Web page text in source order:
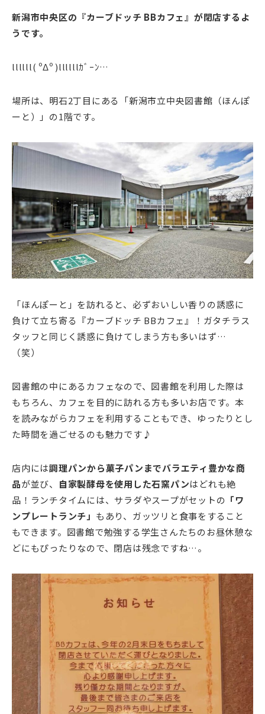
新潟市中央区の『カーブドッチ BBカフェ』が閉店するよ
うです。
llllll( ºΔº )llllllｶﾞｰﾝ…
場所は、明石2丁目にある「新潟市立中央図書館（ほんぽ
ーと）」の1階です。
「ほんぽーと」を訪れると、必ずおいしい香りの誘惑に
負けて立ち寄る『カーブドッチ BBカフェ』！ガタチラス
タッフと同じく誘惑に負けてしまう方も多いはず…
（笑）
図書館の中にあるカフェなので、図書館を利用した際は
もちろん、カフェを目的に訪れる方も多いお店です。本
を読みながらカフェを利用することもでき、ゆったりとし
た時間を過ごせるのも魅力です♪
店内には調理パンから菓子パンまでバラエティ豊かな商
品が並び、 自家製酵母を使用した石窯パンはどれも絶
品！ランチタイムには、サラダやスープがセットの 「ワ
ンプレートランチ」 もあり、ガッツリと食事をすること
もできます。図書館で勉強する学生さんたちのお昼休憩な
どにもぴったりなので、閉店は残念ですね…。